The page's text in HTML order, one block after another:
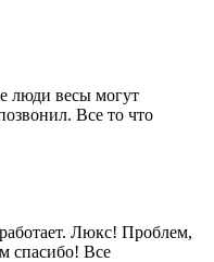
люди весы могут
Все то что
Люкс! Проблем,
спасибо! Все